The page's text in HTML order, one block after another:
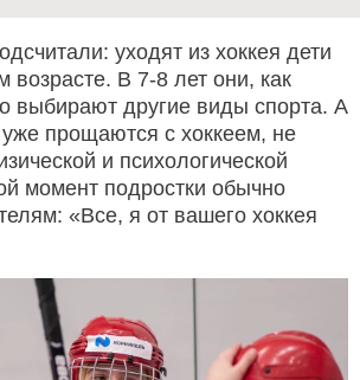
уходят из хоккея дети
возрасте. В 7-8 лет они, как
выбирают другие виды спорта. А
уже прощаются с хоккеем, не
и психологической
момент подростки обычно
«Все, я от вашего хоккея